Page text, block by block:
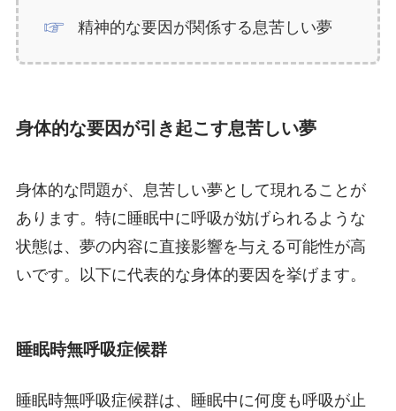
精神的な要因が関係する息苦しい夢
身体的な要因が引き起こす息苦しい夢
身体的な問題が、息苦しい夢として現れることが
あります。特に睡眠中に呼吸が妨げられるような
状態は、夢の内容に直接影響を与える可能性が高
いです。以下に代表的な身体的要因を挙げます。
睡眠時無呼吸症候群
睡眠時無呼吸症候群は、睡眠中に何度も呼吸が止